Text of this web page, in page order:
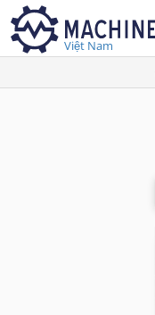
Việt Nam